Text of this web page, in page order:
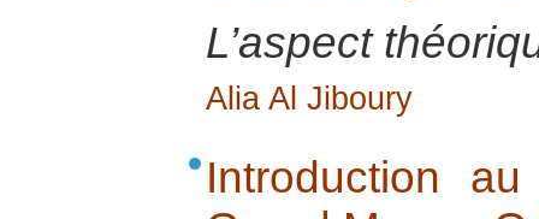
L’aspect
Alia Al Jiboury
Introduction